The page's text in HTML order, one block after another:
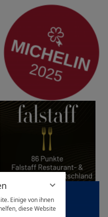
Einige von ihnen
diese Website